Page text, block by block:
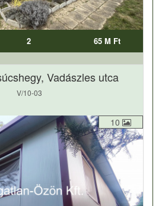
2 65 M Ft
Vadászles utca
V/10-03
10